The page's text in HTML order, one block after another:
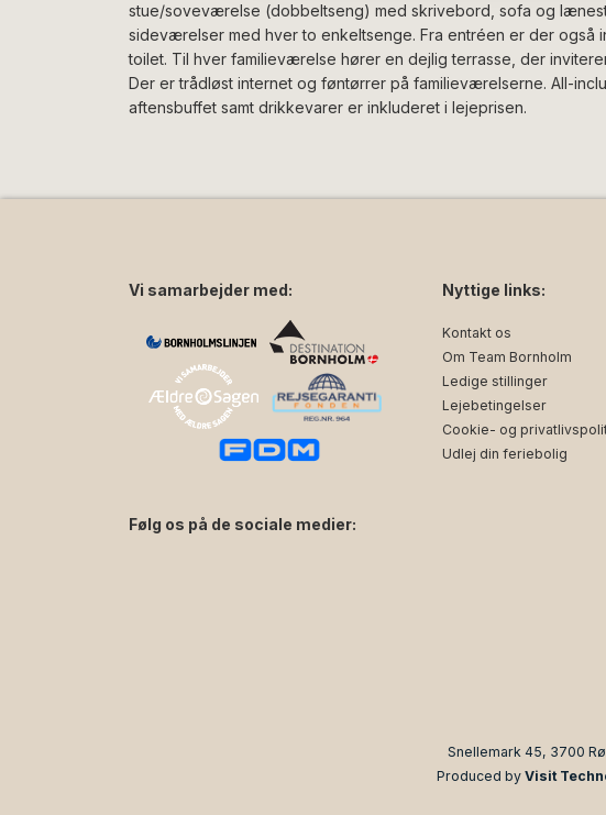
stue/soveværelse (dobbeltseng) med skrivebord, sofa og
sideværelser med hver to enkeltsenge. Fra entréen er der også
toilet. Til hver familieværelse hører en dejlig terrasse, der
Der er trådløst internet og føntørrer på familieværelserne. All-
aftensbuffet samt drikkevarer er inkluderet i lejeprisen.
Vi samarbejder med:
Følg os på de sociale medier:
Nyttige links:
Kontakt os
Om Team Bornholm
Ledige stillinger
Lejebetingelser
Cookie- og
Udlej din feriebolig
Snellemark 45, 3700
Produced by Visit